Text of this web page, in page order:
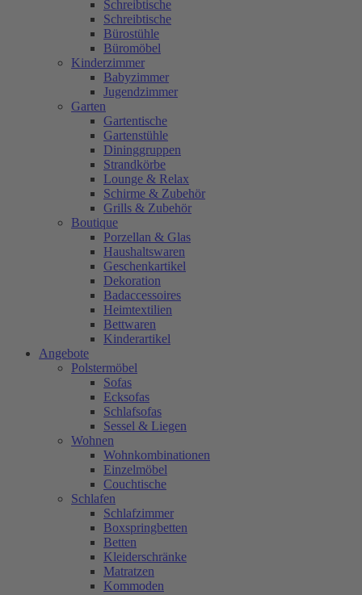
Schreibtische
Schreibtische
Bürostühle
Büromöbel
Kinderzimmer
Babyzimmer
Jugendzimmer
Garten
Gartentische
Gartenstühle
Dininggruppen
Strandkörbe
Lounge & Relax
Schirme & Zubehör
Grills & Zubehör
Boutique
Porzellan & Glas
Haushaltswaren
Geschenkartikel
Dekoration
Badaccessoires
Heimtextilien
Bettwaren
Kinderartikel
Angebote
Polstermöbel
Sofas
Ecksofas
Schlafsofas
Sessel & Liegen
Wohnen
Wohnkombinationen
Einzelmöbel
Couchtische
Schlafen
Schlafzimmer
Boxspringbetten
Betten
Kleiderschränke
Matratzen
Kommoden